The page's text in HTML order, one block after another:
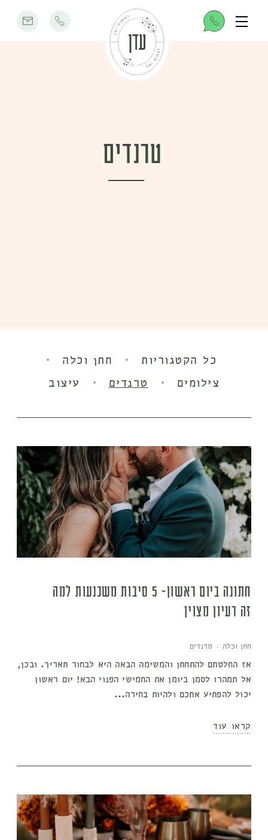
טרנדים
כל הקטגוריות · חתן וכלה ·
צילומים · טרנדים · עיצוב
חתונה ביום ראשון- 5 סיבות משכנעות למה
זה רעיון מצוין
חתן וכלה · טרנדים
אז החלטתם להתחתן והמשימה הבאה היא לבחור תאריך. ובכן,
אל תמהרו לסמן ביומן את החמישי הפנוי הבא! יום ראשון
יכול להפתיע אתכם ולהיות בחירה...
קראו עוד